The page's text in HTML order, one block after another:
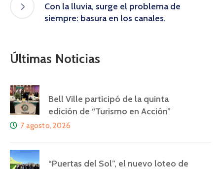
Con la lluvia, surge el problema de
siempre: basura en los canales.
Últimas Noticias
Bell Ville participó de la quinta
edición de “Turismo en Acción”
7 agosto, 2026
“Puertas del Sol”, el nuevo loteo de